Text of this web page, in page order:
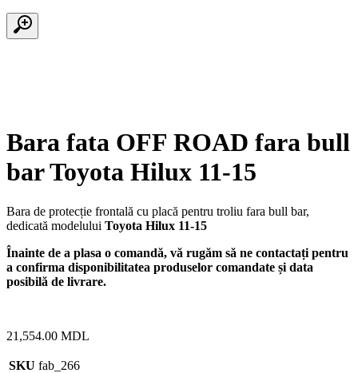
Bara fata OFF ROAD fara bull
bar Toyota Hilux 11-15
Bara de protecție frontală cu placă pentru troliu fara bull bar,
dedicată modelului Toyota Hilux 11-15
Înainte de a plasa o comandă, vă rugăm să ne contactați pentru
a confirma disponibilitatea produselor comandate și data
posibilă de livrare.
21,554.00 MDL
SKU fab_266